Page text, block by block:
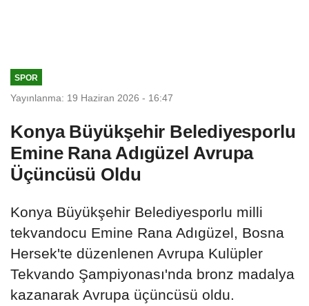
SPOR
Yayınlanma: 19 Haziran 2026 - 16:47
Konya Büyükşehir Belediyesporlu
Emine Rana Adıgüzel Avrupa
Üçüncüsü Oldu
Konya Büyükşehir Belediyesporlu milli
tekvandocu Emine Rana Adıgüzel, Bosna
Hersek'te düzenlenen Avrupa Kulüpler
Tekvando Şampiyonası'nda bronz madalya
kazanarak Avrupa üçüncüsü oldu.